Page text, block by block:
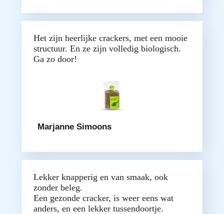
Het zijn heerlijke crackers, met een mooie
structuur. En ze zijn volledig biologisch.
Ga zo door!
Marjanne Simoons
Lekker knapperig en van smaak, ook
zonder beleg.
Een gezonde cracker, is weer eens wat
anders, en een lekker tussendoortje.